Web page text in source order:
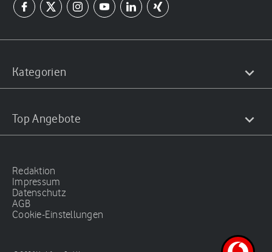
Kategorien
Top Angebote
Redaktion
Impressum
Datenschutz
AGB
Cookie-Einstellungen